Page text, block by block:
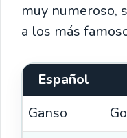
muy numeroso,
a los más
Español
Ganso